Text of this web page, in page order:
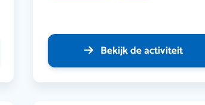
Bekijk de activiteit